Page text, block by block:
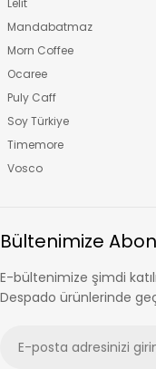
Lelit
Mandabatmaz
Morn Coffee
Ocaree
Puly Caff
Soy Türkiye
Timemore
Vosco
Bültenimize
E-bültenimize şimdi
Despado ürünlerinde
posta